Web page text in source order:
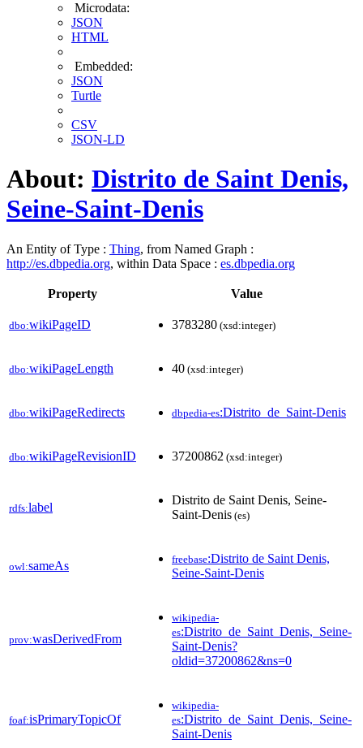
Microdata:
JSON
HTML
Embedded:
JSON
Turtle
CSV
JSON-LD
About: Distrito de Saint Denis,
Seine-Saint-Denis
An Entity of Type : Thing, from Named Graph :
http://es.dbpedia.org, within Data Space : es.dbpedia.org
Property Value
dbo:wikiPageID 3783280 (xsd:integer)
dbo:wikiPageLength 40 (xsd:integer)
dbo:wikiPageRedirects dbpedia-es:Distrito_de_Saint-Denis
dbo:wikiPageRevisionID 37200862 (xsd:integer)
rdfs:label
Distrito de Saint Denis, Seine-
Saint-Denis (es)
owl:sameAs freebase:Distrito de Saint Denis,
Seine-Saint-Denis
prov:wasDerivedFrom
wikipedia-
es:Distrito_de_Saint_Denis,_Seine-
Saint-Denis?
oldid=37200862&ns=0
foaf:isPrimaryTopicOf
wikipedia-
es:Distrito_de_Saint_Denis,_Seine-
Saint-Denis